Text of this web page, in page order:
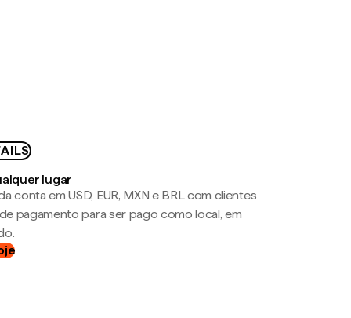
lugar
conta em USD, EUR, MXN e BRL com clientes
pagamento para ser pago como local, em